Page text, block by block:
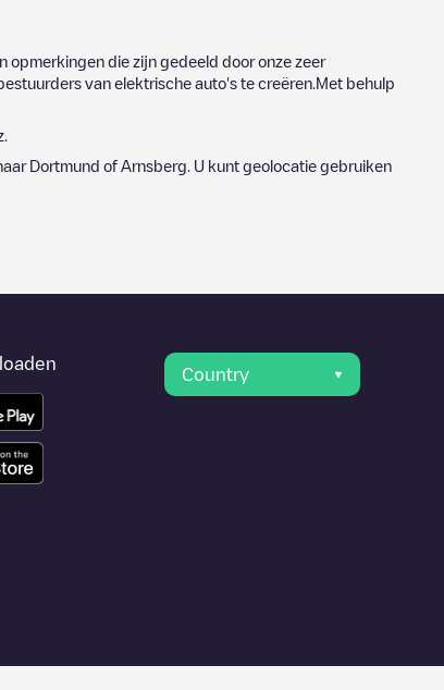
opmerkingen die zijn gedeeld door onze zeer
van elektrische auto's te creëren.Met behulp
Dortmund of Arnsberg . U kunt geolocatie gebruiken
Country